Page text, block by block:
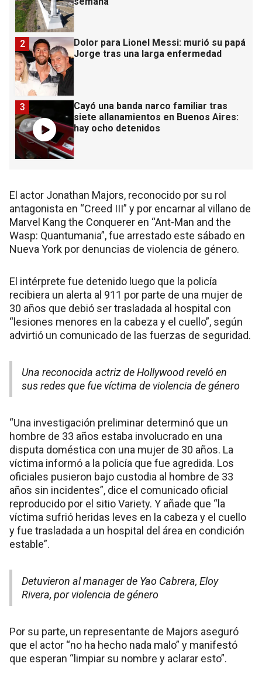
Dolor para Lionel Messi: murió su papá
Jorge tras una larga enfermedad
2
Cayó una banda narco familiar tras
siete allanamientos en Buenos Aires:
hay ocho detenidos
3
El actor Jonathan Majors, reconocido por su rol
antagonista en “Creed III” y por encarnar al villano de
Marvel Kang the Conquerer en “Ant-Man and the
Wasp: Quantumania”, fue arrestado este sábado en
Nueva York por denuncias de violencia de género.
El intérprete fue detenido luego que la policía
recibiera un alerta al 911 por parte de una mujer de
30 años que debió ser trasladada al hospital con
“lesiones menores en la cabeza y el cuello”, según
advirtió un comunicado de las fuerzas de seguridad.
Una reconocida actriz de Hollywood reveló en
sus redes que fue víctima de violencia de género
“Una investigación preliminar determinó que un
hombre de 33 años estaba involucrado en una
disputa doméstica con una mujer de 30 años. La
víctima informó a la policía que fue agredida. Los
oficiales pusieron bajo custodia al hombre de 33
años sin incidentes”, dice el comunicado oficial
reproducido por el sitio Variety. Y añade que “la
víctima sufrió heridas leves en la cabeza y el cuello
y fue trasladada a un hospital del área en condición
estable”.
Detuvieron al manager de Yao Cabrera, Eloy
Rivera, por violencia de género
Por su parte, un representante de Majors aseguró
que el actor “no ha hecho nada malo” y manifestó
que esperan “limpiar su nombre y aclarar esto”.